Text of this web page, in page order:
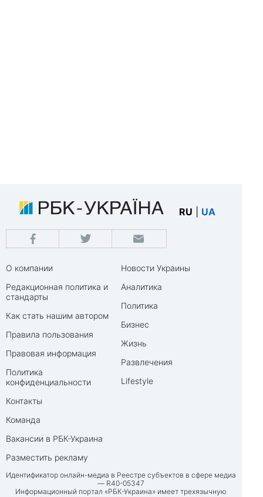
RU UA
О компании
Редакционная политика и
стандарты
Как стать нашим автором
Правила пользования
Правовая информация
Политика
конфиденциальности
Контакты
Команда
Вакансии в РБК-Украина
Разместить рекламу
Новости Украины
Аналитика
Политика
Бизнес
Жизнь
Развлечения
Lifestyle
Идентификатор онлайн-медиа в Реестре субъектов в сфере медиа
— R40-05347
Информационный портал «РБК-Украина» имеет трехязычную